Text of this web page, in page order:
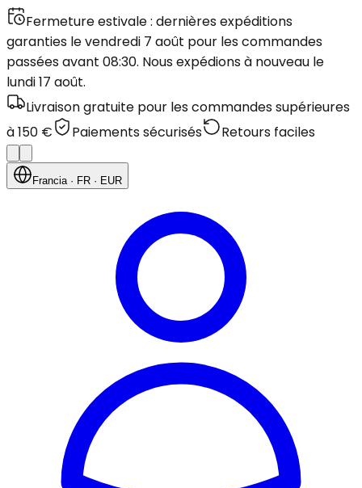
Fermeture estivale : dernières expéditions
garanties le vendredi 7 août pour les commandes
passées avant 08:30. Nous expédions à nouveau le
lundi 17 août.
Livraison gratuite pour les commandes supérieures
à 150 €
Paiements sécurisés Retours faciles
Francia· FR · EUR